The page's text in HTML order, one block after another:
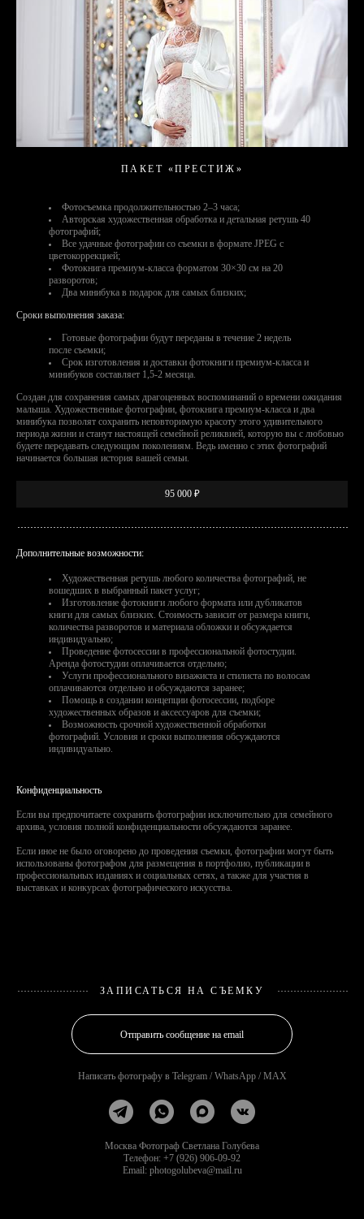
ПАКЕТ «ПРЕСТИЖ»
Фотосъемка продолжительностью 2–3 часа;
Авторская художественная обработка и детальная ретушь 40
фотографий;
Все удачные фотографии со съемки в формате JPEG с
цветокоррекцией;
Фотокнига премиум-класса форматом 30×30 см на 20
разворотов;
Два минибука в подарок для самых близких;
Сроки выполнения заказа:
Готовые фотографии будут переданы в течение 2 недель
после съемки;
Срок изготовления и доставки фотокниги премиум-класса и
минибуков составляет 1,5-2 месяца.
Создан для сохранения самых драгоценных воспоминаний о времени ожидания
малыша. Художественные фотографии, фотокнига премиум-класса и два
минибука позволят сохранить неповторимую красоту этого удивительного
периода жизни и станут настоящей семейной реликвией, которую вы с любовью
будете передавать следующим поколениям. Ведь именно с этих фотографий
начинается большая история вашей семьи.
95 000 ₽
Дополнительные возможности:
Художественная ретушь любого количества фотографий, не
вошедших в выбранный пакет услуг;
Изготовление фотокниги любого формата или дубликатов
книги для самых близких. Стоимость зависит от размера книги,
количества разворотов и материала обложки и обсуждается
индивидуально;
Проведение фотосессии в профессиональной фотостудии.
Аренда фотостудии оплачивается отдельно;
Услуги профессионального визажиста и стилиста по волосам
оплачиваются отдельно и обсуждаются заранее;
Помощь в создании концепции фотосессии, подборе
художественных образов и аксессуаров для съемки;
Возможность срочной художественной обработки
фотографий. Условия и сроки выполнения обсуждаются
индивидуально.
Конфиденциальность
Если вы предпочитаете сохранить фотографии исключительно для семейного
архива, условия полной конфиденциальности обсуждаются заранее.
Если иное не было оговорено до проведения съемки, фотографии могут быть
использованы фотографом для размещения в портфолио, публикации в
профессиональных изданиях и социальных сетях, а также для участия в
выставках и конкурсах фотографического искусства.
ЗАПИСАТЬСЯ НА СЪЕМКУ
Отправить сообщение на email
Написать фотографу в Telegram / WhatsApp / MAX
Москва Фотограф Светлана Голубева
Телефон: +7 (926) 906-09-92
Email: photogolubeva@mail.ru